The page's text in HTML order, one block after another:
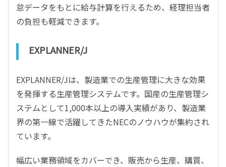
怠データをもとに給与計算を行えるため、経理担当者
の負担も軽減できます。
EXPLANNER/J
EXPLANNER/Jは、製造業での生産管理に大きな効果
を発揮する生産管理システムです。国産の生産管理シ
ステムとして1,000本以上の導入実績があり、製造業
界の第一線で活躍してきたNECのノウハウが集約され
ています。
幅広い業務領域をカバーでき、販売から生産、購買、